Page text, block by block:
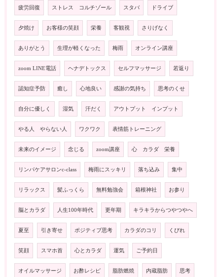
疲労回復 ストレス コルチゾール スタバ ドライブ
夕焼け お客様の笑顔 栄養 客観視 さりげなく
ありがとう 生理が軽くなった 梅雨 オンライン講座
zoom LINE電話 ヘナデトックス セルフマッサージ 若返り
認知症予防 癒し 心地良い 感謝の気持ち 思考のくせ
自分に優しく 湿気 汗だく アウトプット インプット
やる人 やらない人 ワクワク 表情筋トレーニング
未来のイメージ 念じる zoom講座 心 カラダ 栄養
リンパケアサロンc-class 梅雨にスッキリ 落ち込み 集中
リラックス 髪ふっくら 無料勉強会 箱根神社 お参り
脳とカラダ 人生100年時代 更年期 キラキラからつやつやへ
夏至 引き寄せ ポジティブ思考 カラダのコリ くびれ
笑顔 スマホ首 心とカラダ 運気 ご予約日
オイルマッサージ お酢レシピ 脂肪燃焼 内蔵脂肪 思考